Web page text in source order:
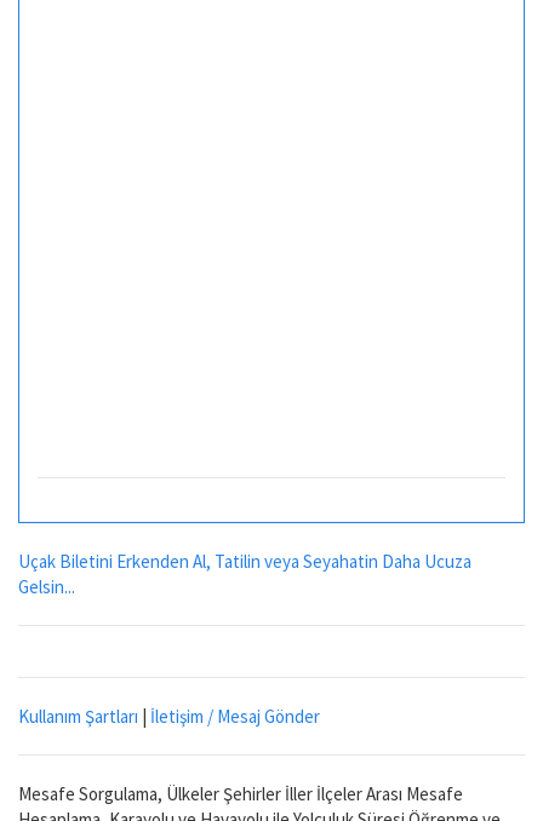
Uçak Biletini Erkenden Al, Tatilin veya Seyahatin Daha Ucuza
Gelsin...
Kullanım Şartları | İletişim / Mesaj Gönder
Mesafe Sorgulama, Ülkeler Şehirler İller İlçeler Arası Mesafe